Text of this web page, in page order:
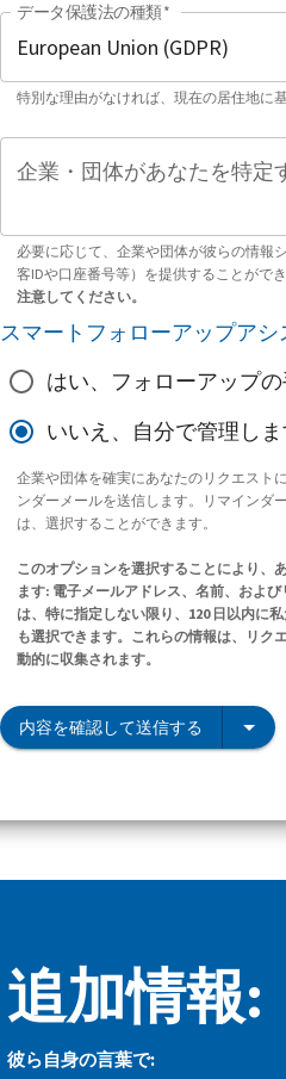
データ保護法の種類*
特別な理由がなければ、現在の居住地に
企業・団体があなたを特定
必要に応じて、企業や団体が彼らの情報
客IDや口座番号等）を提供することができ
注意してください。
スマートフォローアップア
はい、フォローアップ
いいえ、自分で管理し
企業や団体を確実にあなたのリクエスト
ンダーメールを送信します。リマインダ
は、選択することができます。
このオプションを選択することにより、
ます: 電子メールアドレス、名前、およ
は、特に指定しない限り、120 日以内に
も選択できます。これらの情報は、リク
動的に収集されます。
内容を確認して送信する
追加情報:
彼ら自身の言葉で: